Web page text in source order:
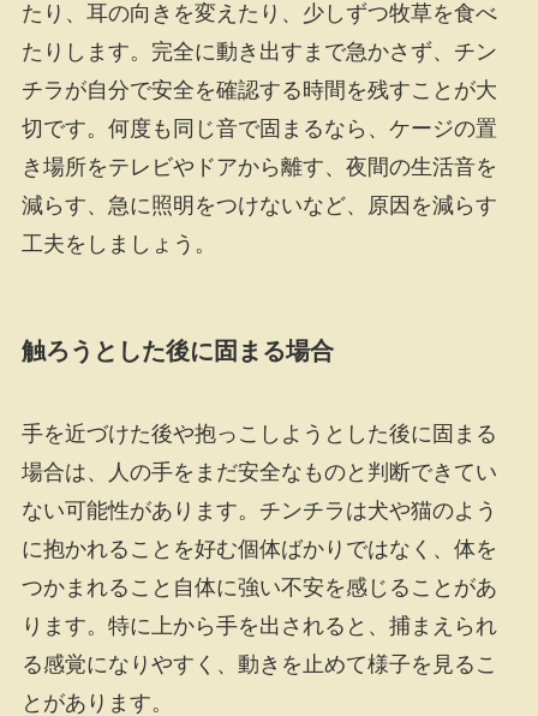
たり、耳の向きを変えたり、少しずつ牧草を食べ
たりします。完全に動き出すまで急かさず、チン
チラが自分で安全を確認する時間を残すことが大
切です。何度も同じ音で固まるなら、ケージの置
き場所をテレビやドアから離す、夜間の生活音を
減らす、急に照明をつけないなど、原因を減らす
工夫をしましょう。
触ろうとした後に固まる場合
手を近づけた後や抱っこしようとした後に固まる
場合は、人の手をまだ安全なものと判断できてい
ない可能性があります。チンチラは犬や猫のよう
に抱かれることを好む個体ばかりではなく、体を
つかまれること自体に強い不安を感じることがあ
ります。特に上から手を出されると、捕まえられ
る感覚になりやすく、動きを止めて様子を見るこ
とがあります。